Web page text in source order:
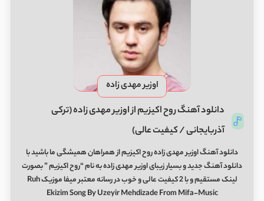
اوزیر مهدی زاده
دانلود آهنگ روح اکیزیم از اوزیر مهدی زاده (ترکی
آذربایجانی / کیفیت عالی)
دانلود آهنگ اوزیر مهدی زاده روح اکیزیم از همراهان همیشگی ما باشید با
دانلود آهنگ جدید و بسیار زیبای اوزیر مهدی زاده به نام “روح اکیزیم ” بصورت
لینک مستقیم و با 2 کیفیت عالی و خوب در رسانه معتبر میفا موزیک Ruh
Ekizim Song By Uzeyir Mehdizade From Mifa-Music